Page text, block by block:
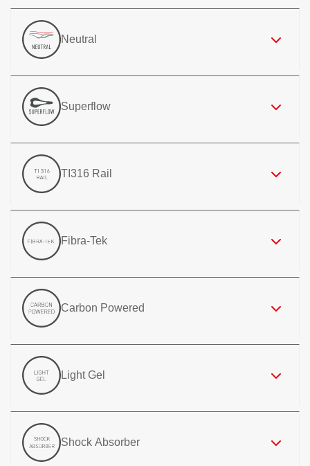
Neutral
Superflow
TI316 Rail
Fibra-Tek
Carbon Powered
Light Gel
Shock Absorber